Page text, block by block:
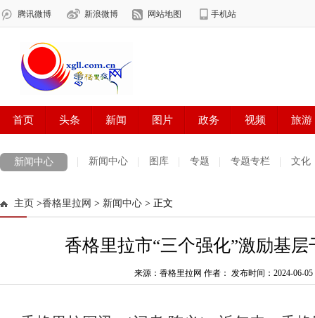
新闻中心 新闻中心 图库 专题 专题专栏 文化
法治迪庆
主页 >香格里拉网 > 新闻中心 > 正文
香格里拉市“三个强化”激励基
来源：香格里拉网 作者： 发布时间：2024-06-05